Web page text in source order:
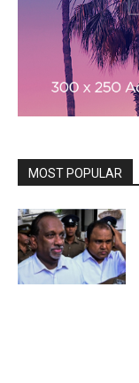
MOST POPULAR